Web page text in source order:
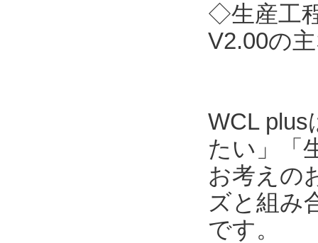
◇生産工
V2.00の
WCL plus
たい」「
お考えの
ズと組み
です。